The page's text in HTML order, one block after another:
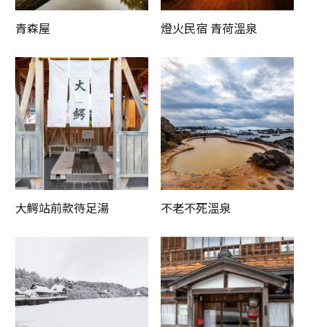
青森屋 燈火民宿 青荷溫泉
大鰐站前款待足湯 不老不死溫泉